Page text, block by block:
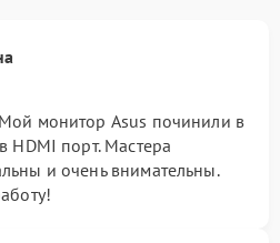
монитор Asus починили в
HDMI порт. Мастера
и очень внимательны.